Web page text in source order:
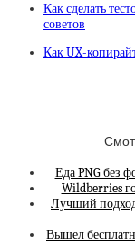
Как сделать
советов
Как UX-
Еда PNG без
Wildberries
Лучший
Вышел